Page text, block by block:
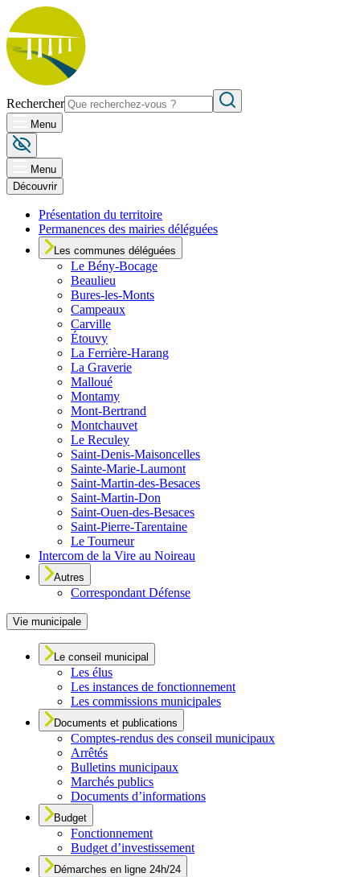
Rechercher
Menu
Menu
Découvrir
Présentation du territoire
Permanences des mairies déléguées
Les communes déléguées
Le Bény-Bocage
Beaulieu
Bures-les-Monts
Campeaux
Carville
Étouvy
La Ferrière-Harang
La Graverie
Malloué
Montamy
Mont-Bertrand
Montchauvet
Le Reculey
Saint-Denis-Maisoncelles
Sainte-Marie-Laumont
Saint-Martin-des-Besaces
Saint-Martin-Don
Saint-Ouen-des-Besaces
Saint-Pierre-Tarentaine
Le Tourneur
Intercom de la Vire au Noireau
Autres
Correspondant Défense
Vie municipale
Le conseil municipal
Les élus
Les instances de fonctionnement
Les commissions municipales
Documents et publications
Comptes-rendus des conseil municipaux
Arrêtés
Bulletins municipaux
Marchés publics
Documents d’informations
Budget
Fonctionnement
Budget d’investissement
Démarches en ligne 24h/24